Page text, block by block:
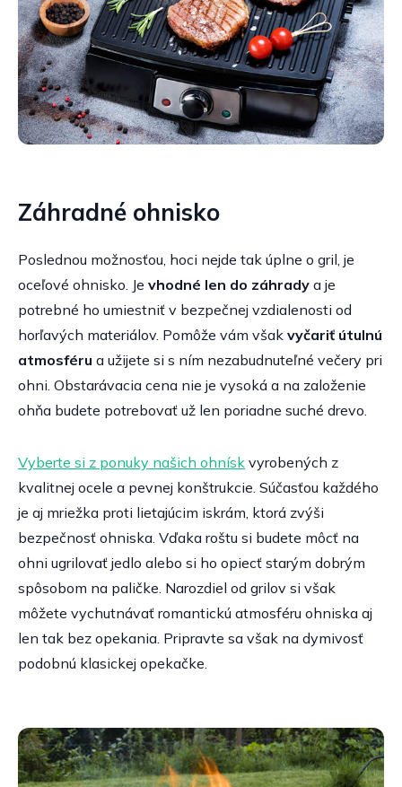
Záhradné ohnisko
Poslednou možnosťou, hoci nejde tak úplne o gril, je
oceľové ohnisko. Je vhodné len do záhrady a je
potrebné ho umiestniť v bezpečnej vzdialenosti od
horľavých materiálov. Pomôže vám však vyčariť útulnú
atmosféru a užijete si s ním nezabudnuteľné večery pri
ohni. Obstarávacia cena nie je vysoká a na založenie
ohňa budete potrebovať už len poriadne suché drevo.
Vyberte si z ponuky našich ohnísk vyrobených z
kvalitnej ocele a pevnej konštrukcie. Súčasťou každého
je aj mriežka proti lietajúcim iskrám, ktorá zvýši
bezpečnosť ohniska. Vďaka roštu si budete môcť na
ohni ugrilovať jedlo alebo si ho opiecť starým dobrým
spôsobom na paličke. Narozdiel od grilov si však
môžete vychutnávať romantickú atmosféru ohniska aj
len tak bez opekania. Pripravte sa však na dymivosť
podobnú klasickej opekačke.